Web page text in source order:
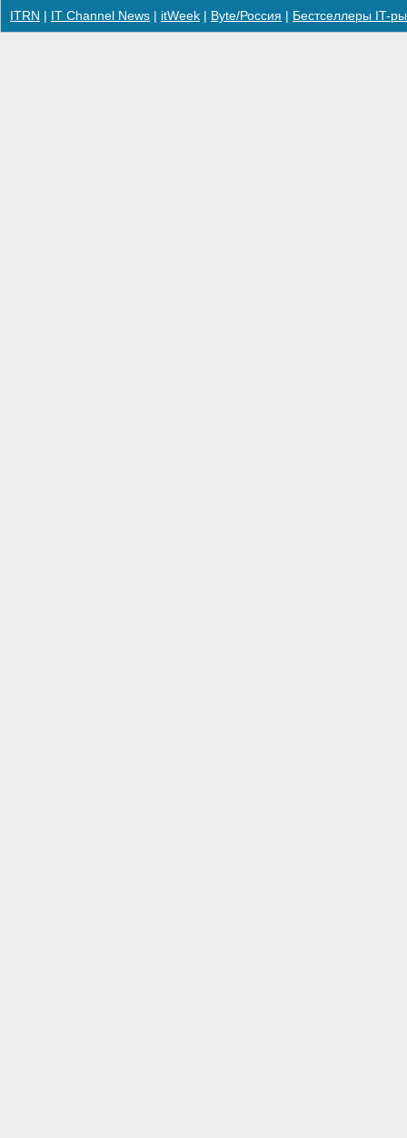
ITRN IT Channel News itWeek Byte/Россия Бестселлеры IT-